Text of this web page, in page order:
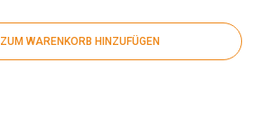
ZUM WARENKORB HINZUFÜGEN